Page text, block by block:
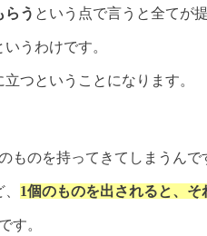
らう という点で言うと全てが
うわけです。
つということになります。
ものを持って きてしまうんで
1個のものを出されると、
す。